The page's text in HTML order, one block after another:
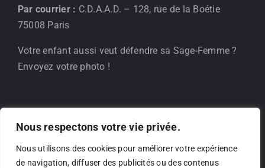
Nous respectons votre vie privée.
Nous utilisons des cookies pour améliorer votre expérience
de navigation, diffuser des publicités ou des contenus
Par courrier : C.D.A.A.D. – 128, rue de la Boétie
75008 Paris
Votre enfant aussi veut défendre sa Sage-Femme ?
Envoyez votre photo !